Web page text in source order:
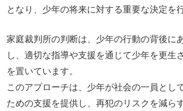
となり、少年の将来に対する重要な決定を
家庭裁判所の判断は、少年の行動の背後に
し、適切な指導や支援を通じて少年を更生
を置いています。
このアプローチは、少年が社会の一員とし
ための支援を提供し、再犯のリスクを減ら